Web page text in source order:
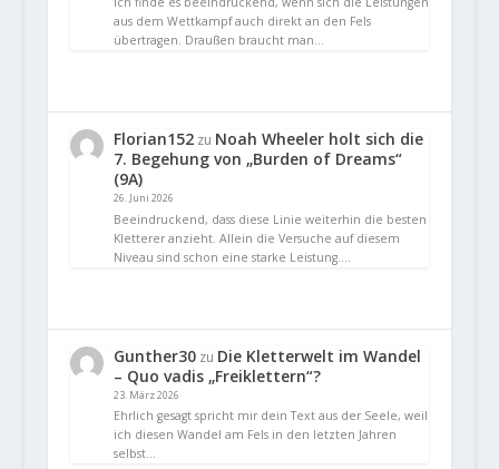
aus dem Wettkampf auch direkt an den Fels
übertragen. Draußen braucht man…
Florian152zu Noah Wheeler holt sich die
7. Begehung von „Burden of Dreams“
(9A)
26. Juni 2026
Beeindruckend, dass diese Linie weiterhin die besten
Kletterer anzieht. Allein die Versuche auf diesem
Niveau sind schon eine starke Leistung.…
Gunther30zu Die Kletterwelt im Wandel
– Quo vadis „Freiklettern“?
23. März 2026
Ehrlich gesagt spricht mir dein Text aus der Seele, weil
ich diesen Wandel am Fels in den letzten Jahren
selbst…